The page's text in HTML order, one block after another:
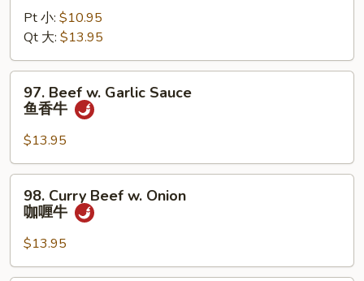
Snow
Peas
雪
豆
Pt 小: $10.95
Qt 大: $13.95
97.
Beef
Garlic
Sauce
鱼
97. Beef w. Garlic Sauce
鱼香牛
$13.95
98.
Curry
Beef
Onion
98. Curry Beef w. Onion
咖喱牛
$13.95